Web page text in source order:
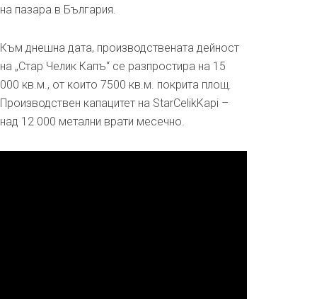
на пазара в България.
Към днешна дата, производствената дейност
на „Стар Челик Капъ“ се разпростира на 15
000 кв.м., от които 7500 кв.м. покрита площ.
Производствен капацитет на StarCelikKapi –
над 12 000 метални врати месечно.